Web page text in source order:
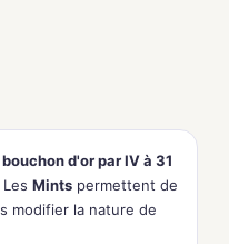
bouchon d'or par IV à 31
Les Mints permettent de
modifier la nature de